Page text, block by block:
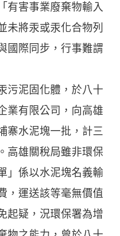
有害事業廢棄物輸入
未將汞或汞化合物列
國際同步，行事難謂
泥固化體，於八十
業有限公司，向高雄
寨水泥塊一批，計三
高雄關稅局雖非環保
」係以水泥塊名義輸
，運送該等毫無價值
起疑，況環保署為增